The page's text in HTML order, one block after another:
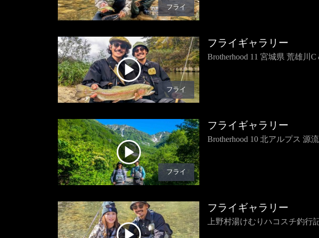
フライ
フライ
フライギャラリー
Brotherhood 11 宮城県 荒雄川C
フライ
フライギャラリー
Brotherhood 10 北アルプス 源
フライギャラリー
上野村湯けむりハコスチ釣行